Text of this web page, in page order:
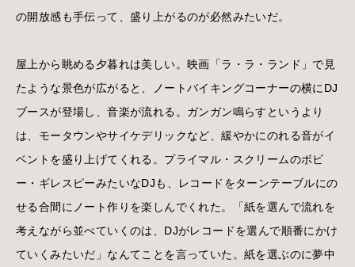
の開放感も手伝って、盛り上がるのが必然みたいだ。
屋上から眺める夕暮れは美しい。映画「ラ・ラ・ランド」で見
たような景色が広がると、ノートバイキングコーナーの横にDJ
ブースが登場し、音楽が流れる。ガンガン鳴らすというより
は、モータウンやサイケデリックなど、緩やかにのれる音がイ
ベントを盛り上げてくれる。プライマル・スクリームのボビ
ー・ギレスピーみたいなDJも、レコードをターンテーブルにの
せる合間にノート作りを楽しんでくれた。「紙を選んで流れを
考えながら並べていくのは、DJがレコードを選んで順番にかけ
ていくみたいだ」なんてことを言っていた。紙を選ぶのに夢中